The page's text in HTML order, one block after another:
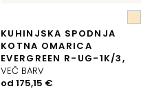
KUHINJSKA SPODNJA
KOTNA OMARICA
EVERGREEN R-UG-1K/3,
VEČ BARV
od 175,15 €